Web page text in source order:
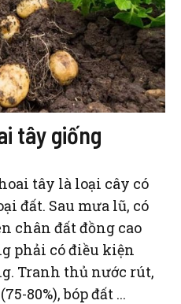
tây giống
tây là loại cây có
đất. Sau mưa lũ, có
chân đất đồng cao
phải có điều kiện
Tranh thủ nước rút,
80%), bóp đất ...